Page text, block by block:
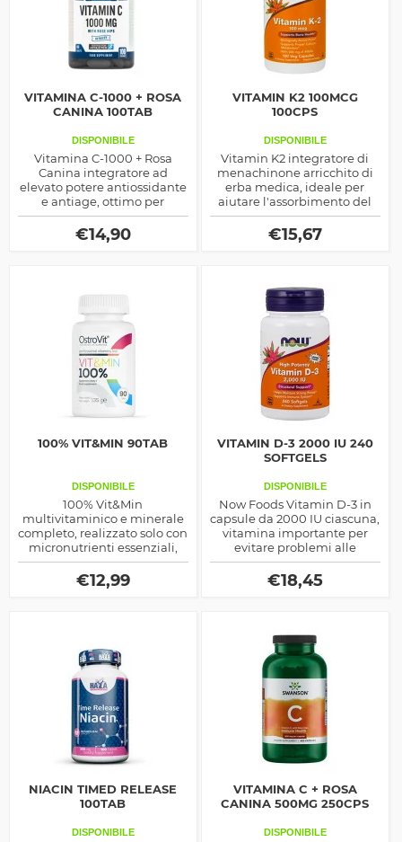
VITAMINA C-1000 + ROSA
CANINA 100TAB
DISPONIBILE
Vitamina C-1000 + Rosa
Canina integratore ad
elevato potere antiossidante
e antiage, ottimo per
contrastare
l'invecchiamento ma anche
per sostenere le difese
€14,90
VITAMIN K2 100MCG
100CPS
DISPONIBILE
Vitamin K2 integratore di
menachinone arricchito di
erba medica, ideale per
aiutare l'assorbimento del
calcio riducendo le
possibilità di osteoporosi, ma
indicato anche per
€15,67
100% VIT&MIN 90TAB
DISPONIBILE
100% Vit&Min
multivitaminico e minerale
completo, realizzato solo con
micronutrienti essenziali,
ideale per supportare la
salute del corpo e la
prestanza fisica
€12,99
VITAMIN D-3 2000 IU 240
SOFTGELS
DISPONIBILE
Now Foods Vitamin D-3 in
capsule da 2000 IU ciascuna,
vitamina importante per
evitare problemi alle
articolazione e stimolare la
produzione endogena del
Testosterone
€18,45
NIACIN TIMED RELEASE
100TAB
DISPONIBILE
VITAMINA C + ROSA
CANINA 500MG 250CPS
DISPONIBILE